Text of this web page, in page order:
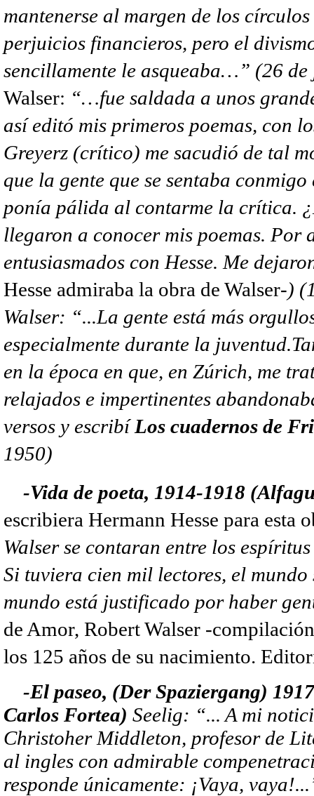
mantenerse al margen de los
perjuicios financieros, pero el
sencillamente le asqueaba…” (26
Walser: “…fue saldada a unos
así editó mis primeros poemas, con
Greyerz (crítico) me sacudió de tal
que la gente que se sentaba
ponía pálida al contarme la crítica.
llegaron a conocer mis poemas. Por
entusiasmados con Hesse. Me
Hesse admiraba la obra de Walser-)
Walser: “...La gente está más
especialmente durante la
en la época en que, en Zúrich, me
relajados e impertinentes
versos y escribíLos cuadernos de
1950)
-Vida de poeta, 1914-1918
escribiera Hermann Hesse para esta
Walser se contaran entre los
Si tuviera cien mil lectores, el mundo
mundo está justificado por haber
de Amor, Robert Walser -
los 125 años de su nacimiento.
-El paseo, (Der Spaziergang)
Carlos Fortea) Seelig: “... A mi
Christoher Middleton, profesor de
al ingles con admirable
responde únicamente: ¡Vaya,